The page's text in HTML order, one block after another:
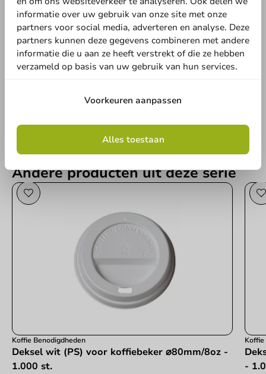
Schrijf de eerste review
Kartonnen Koffiebeker Ripple 200cc/8oz - 500 st/ds.
Andere producten uit deze serie
Koffie Benodigdheden
Deksel wit (PS) voor koffiebeker ⌀80mm/8oz -
1.000 st.
-
informatie over uw gebruik van onze site met onze
partners voor social media, adverteren en analyse. Deze
partners kunnen deze gegevens combineren met andere
informatie die u aan ze heeft verstrekt of die ze hebben
verzameld op basis van uw gebruik van hun services.
Voorkeuren aanpassen
Alles toestaan